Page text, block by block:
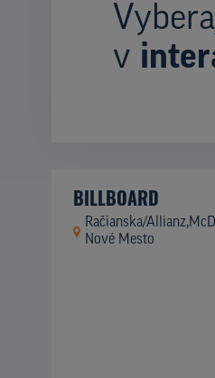
v
BILLBOARD
Račianska/
Nové Mesto